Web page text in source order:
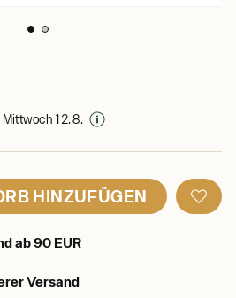
12. 8.
HINZUFÜGEN
ab 90 EUR
Versand